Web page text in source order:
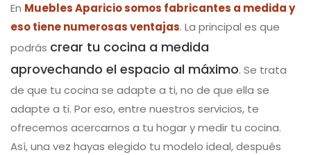
En Muebles Aparicio somos fabricantes a medida y
eso tiene numerosas ventajas. La principal es que
podrás crear tu cocina a medida
aprovechando el espacio al máximo. Se trata
de que tu cocina se adapte a ti, no de que ella se
adapte a ti. Por eso, entre nuestros servicios, te
ofrecemos acercarnos a tu hogar y medir tu cocina.
Así, una vez hayas elegido tu modelo ideal, después